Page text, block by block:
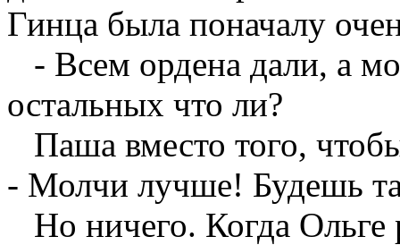
Гинца была поначалу
- Всем ордена дали, а
остальных что ли?
Паша вместо того,
- Молчи лучше! Будешь
Но ничего. Когда Ольге